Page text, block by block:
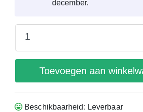
december.
Toevoegen aan
Beschikbaarheid: Leverbaar